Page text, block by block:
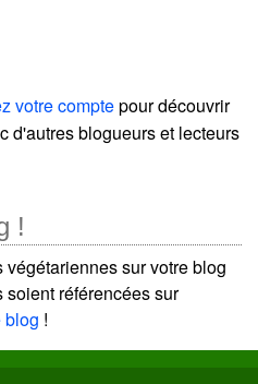
votre comptepour découvrir
d'autres blogueurs et lecteurs
!
sur votre blog
référencées sur
blog !